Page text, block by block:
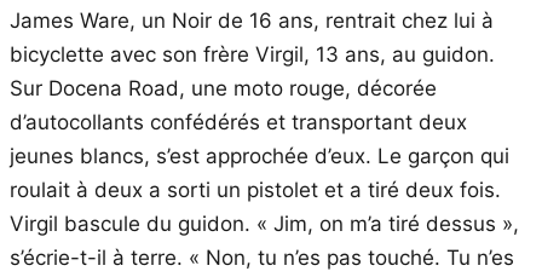
James Ware, un Noir de 16 ans, rentrait chez lui à
bicyclette avec son frère Virgil, 13 ans, au guidon.
Sur Docena Road, une moto rouge, décorée
d’autocollants confédérés et transportant deux
jeunes blancs, s’est approchée d’eux. Le garçon qui
roulait à deux a sorti un pistolet et a tiré deux fois.
Virgil bascule du guidon. « Jim, on m’a tiré dessus »,
s’écrie-t-il à terre. « Non, tu n’es pas touché. Tu n’es